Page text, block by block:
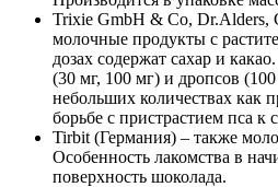
Trixie GmbH & Co, Dr.Alders,
молочные продукты с
дозах содержат сахар и
(30 мг, 100 мг) и дропсов
небольших количествах как
борьбе с пристрастием пса к
Tirbit (Германия) – также
Особенность лакомства в
поверхность шоколада.